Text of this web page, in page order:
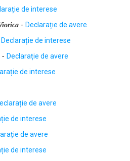
de interese
- Declarație de avere
Declarație de interese
- Declarație de avere
de interese
de avere
de interese
de avere
de interese